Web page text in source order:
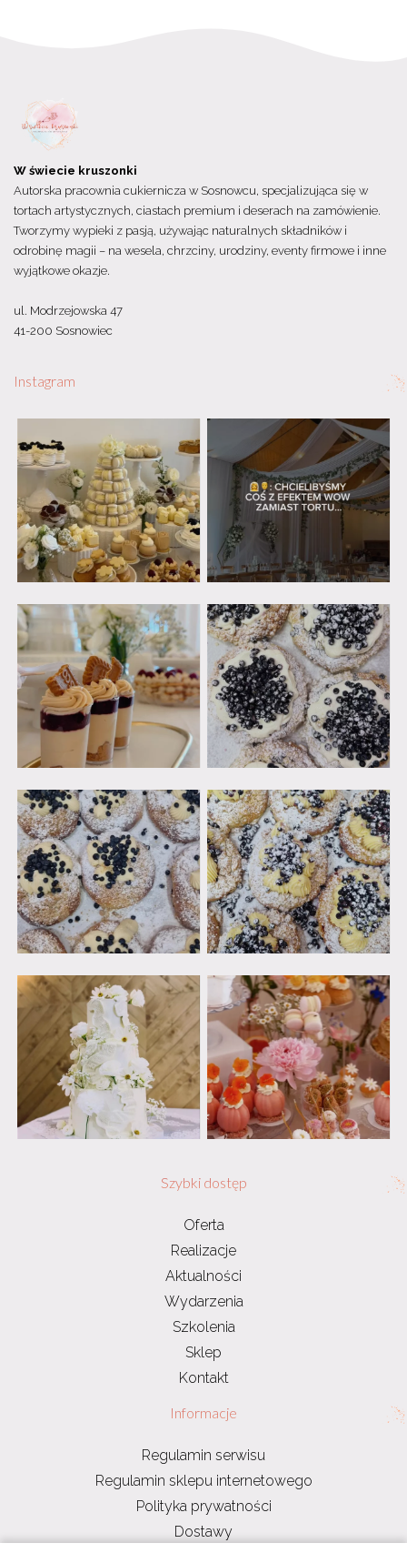
W świecie kruszonki
Autorska pracownia cukiernicza w Sosnowcu, specjalizująca się w
tortach artystycznych, ciastach premium i deserach na zamówienie.
Tworzymy wypieki z pasją, używając naturalnych składników i
odrobinę magii – na wesela, chrzciny, urodziny, eventy firmowe i inne
wyjątkowe okazje.
ul. Modrzejowska 47
41-200 Sosnowiec
Instagram
Szybki dostęp
Oferta
Realizacje
Aktualności
Wydarzenia
Szkolenia
Sklep
Kontakt
Informacje
Regulamin serwisu
Regulamin sklepu internetowego
Polityka prywatności
Dostawy